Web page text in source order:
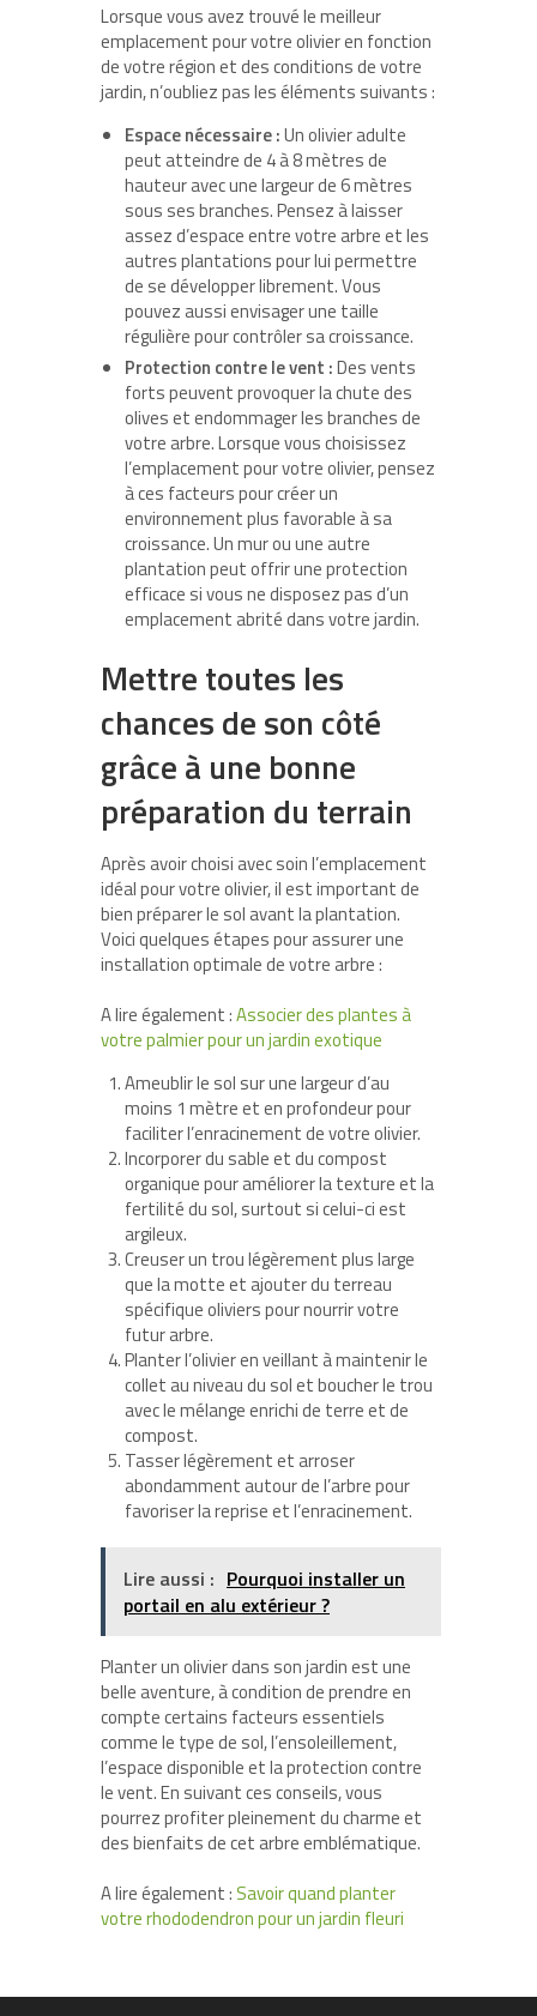
Lorsque vous avez trouvé le meilleur
emplacement pour votre olivier en fonction
de votre région et des conditions de votre
jardin, n’oubliez pas les éléments suivants :
Espace nécessaire :Un olivier adulte
peut atteindre de 4 à 8 mètres de
hauteur avec une largeur de 6 mètres
sous ses branches. Pensez à laisser
assez d’espace entre votre arbre et les
autres plantations pour lui permettre
de se développer librement. Vous
pouvez aussi envisager une taille
régulière pour contrôler sa croissance.
Protection contre le vent :Des vents
forts peuvent provoquer la chute des
olives et endommager les branches de
votre arbre. Lorsque vous choisissez
l’emplacement pour votre olivier, pensez
à ces facteurs pour créer un
environnement plus favorable à sa
croissance. Un mur ou une autre
plantation peut offrir une protection
efficace si vous ne disposez pas d’un
emplacement abrité dans votre jardin.
Mettre toutes les
chances de son côté
grâce à une bonne
préparation du terrain
Après avoir choisi avec soin l’emplacement
idéal pour votre olivier, il est important de
bien préparer le sol avant la plantation.
Voici quelques étapes pour assurer une
installation optimale de votre arbre :
A lire également :Associer des plantes à
votre palmier pour un jardin exotique
Ameublir le sol sur une largeur d’au
moins 1 mètre et en profondeur pour
faciliter l’enracinement de votre olivier.
Incorporer du sable et du compost
organique pour améliorer la texture et la
fertilité du sol, surtout si celui-ci est
argileux.
Creuser un trou légèrement plus large
que la motte et ajouter du terreau
spécifique oliviers pour nourrir votre
futur arbre.
Planter l’olivier en veillant à maintenir le
collet au niveau du sol et boucher le trou
avec le mélange enrichi de terre et de
compost.
Tasser légèrement et arroser
abondamment autour de l’arbre pour
favoriser la reprise et l’enracinement.
Lire aussi : Pourquoi installer un
portail en alu extérieur ?
Planter un olivier dans son jardin est une
belle aventure, à condition de prendre en
compte certains facteurs essentiels
comme le type de sol, l’ensoleillement,
l’espace disponible et la protection contre
le vent. En suivant ces conseils, vous
pourrez profiter pleinement du charme et
des bienfaits de cet arbre emblématique.
A lire également : Savoir quand planter
votre rhododendron pour un jardin fleuri